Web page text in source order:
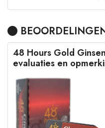
48 Hours Gold
evaluaties en